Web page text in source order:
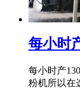
每小时
每小时产
粉机所以在